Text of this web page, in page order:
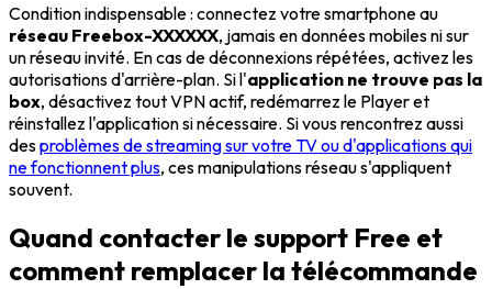
Condition indispensable : connectez votre smartphone au
réseau Freebox-XXXXXX, jamais en données mobiles ni sur
un réseau invité. En cas de déconnexions répétées, activez les
autorisations d'arrière-plan. Si l'application ne trouve pas la
box, désactivez tout VPN actif, redémarrez le Player et
réinstallez l'application si nécessaire. Si vous rencontrez aussi
desproblèmes de streaming sur votre TV ou d'applications qui
ne fonctionnent plus, ces manipulations réseau s'appliquent
souvent.
Quand contacter le support Free et
comment remplacer la télécommande